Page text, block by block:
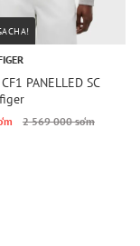
PANELLED SC
2 569 000 so‘m